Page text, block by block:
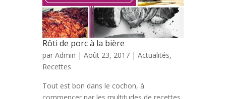
Rôti de porc à la bière
par Admin | Août 23, 2017 | Actualités,
Recettes
Tout est bon dans le cochon, à